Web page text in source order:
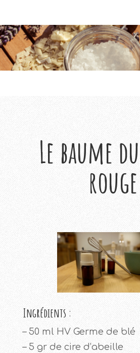
Le baume
rouge
Ingrédients :
– 50 ml HV Germe de blé
– 5 gr de cire d’abeille